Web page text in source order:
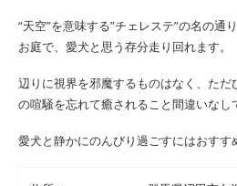
“天空”を意味する”チェレステ”の名の通
お庭で、愛犬と思う存分走り回れます。
辺りに視界を邪魔するものはなく、た
の喧騒を忘れて癒されること間違いなし
愛犬と静かにのんびり過ごすにはおすす